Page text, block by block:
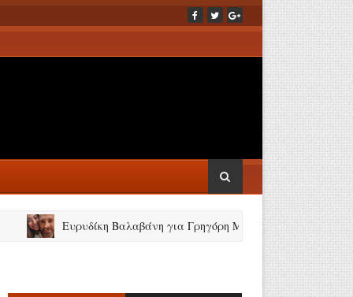
Ευρυδίκη Βαλαβάνη για Γρηγόρη Μόργκαν: «Oνειρευόμουν μια